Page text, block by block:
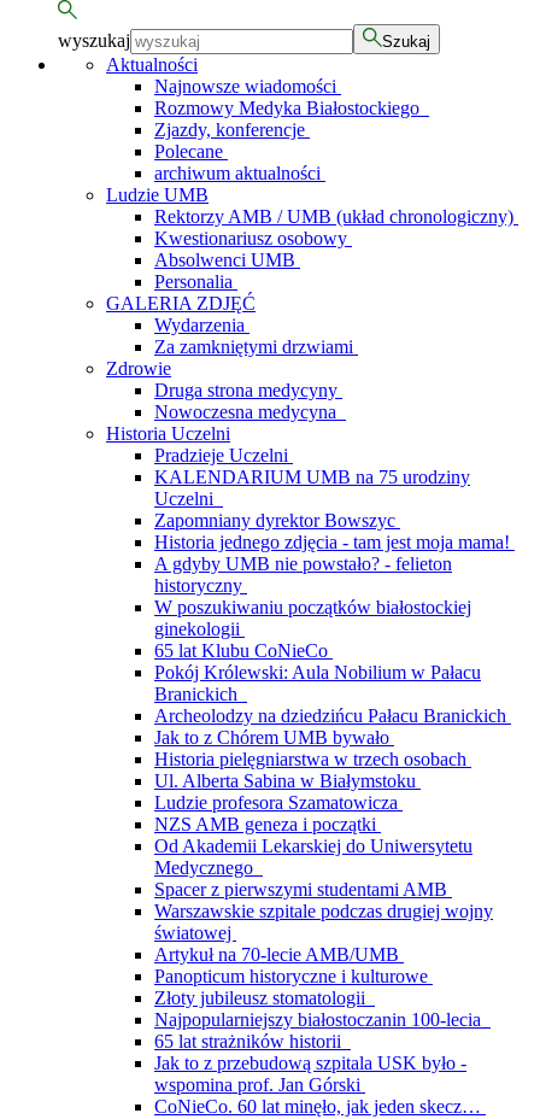
wyszukaj Szukaj
Aktualności
Najnowsze wiadomości
Rozmowy Medyka Białostockiego
Zjazdy, konferencje
Polecane
archiwum aktualności
Ludzie UMB
Rektorzy AMB / UMB (układ chronologiczny)
Kwestionariusz osobowy
Absolwenci UMB
Personalia
GALERIA ZDJĘĆ
Wydarzenia
Za zamkniętymi drzwiami
Zdrowie
Druga strona medycyny
Nowoczesna medycyna
Historia Uczelni
Pradzieje Uczelni
KALENDARIUM UMB na 75 urodziny
Uczelni
Zapomniany dyrektor Bowszyc
Historia jednego zdjęcia - tam jest moja mama!
A gdyby UMB nie powstało? - felieton
historyczny
W poszukiwaniu początków białostockiej
ginekologii
65 lat Klubu CoNieCo
Pokój Królewski: Aula Nobilium w Pałacu
Branickich
Archeolodzy na dziedzińcu Pałacu Branickich
Jak to z Chórem UMB bywało
Historia pielęgniarstwa w trzech osobach
Ul. Alberta Sabina w Białymstoku
Ludzie profesora Szamatowicza
NZS AMB geneza i początki
Od Akademii Lekarskiej do Uniwersytetu
Medycznego
Spacer z pierwszymi studentami AMB
Warszawskie szpitale podczas drugiej wojny
światowej
Artykuł na 70-lecie AMB/UMB
Panopticum historyczne i kulturowe
Złoty jubileusz stomatologii
Najpopularniejszy białostoczanin 100-lecia
65 lat strażników historii
Jak to z przebudową szpitala USK było -
wspomina prof. Jan Górski
CoNieCo. 60 lat minęło, jak jeden skecz…